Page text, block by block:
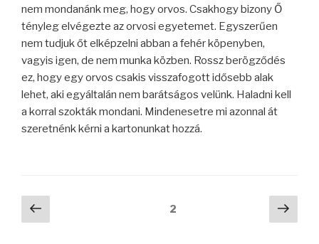
nem mondanánk meg, hogy orvos. Csakhogy bizony Ő
tényleg elvégezte az orvosi egyetemet. Egyszerűen
nem tudjuk őt elképzelni abban a fehér köpenyben,
vagyis igen, de nem munka közben. Rossz berögződés
ez, hogy egy orvos csakis visszafogott idősebb alak
lehet, aki egyáltalán nem barátságos velünk. Haladni kell
a korral szokták mondani. Mindenesetre mi azonnal át
szeretnénk kérni a kartonunkat hozzá.
Bejegyzések
lapozása
Előző
oldal
2
oldal